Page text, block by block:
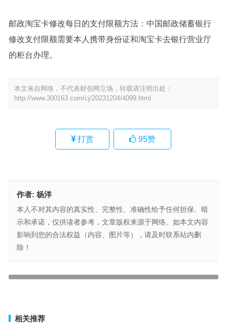
邮政淘宝卡修改每日的支付限额方法：中国邮政储蓄银行
修改支付限额需要本人携带身份证和淘宝卡去银行营业厅
的柜台办理。
本文来自网络，不代表财创网立场，转载请注明出处：
http://www.300163.com/cj/20231204/4099.html
打赏 95赞
作者: 杨洋
本人不对其内容的真实性、完整性、准确性给予任何担保、暗
示和承诺，仅供读者参考，文章版权来源于网络。如本文内容
影响到您的合法权益（内容、图片等），请及时联系站内删
除！
千万
相关推荐